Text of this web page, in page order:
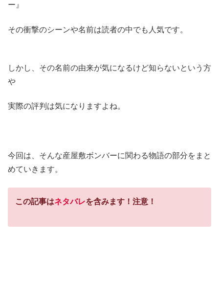
ー』
その衝撃のシーンや名前は読者の中でも人気です。
しかし、その名前の由来が気になるけど知らないという方
や
実際の評判は気になりますよね。
今回は、そんな産屋敷ボンバーに関わる物語の部分をまと
めていきます。
この記事はネタバレを含みます！注意！